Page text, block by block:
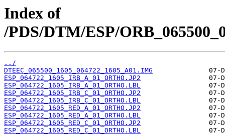
Index of
/PDS/DTM/ESP/
../
DTEEC_065500_1605_064722_1605_A01.IMG
ESP_064722_1605_IRB_A_01_ORTHO.JP2
ESP_064722_1605_IRB_A_01_ORTHO.LBL
ESP_064722_1605_IRB_C_01_ORTHO.JP2
ESP_064722_1605_IRB_C_01_ORTHO.LBL
ESP_064722_1605_RED_A_01_ORTHO.JP2
ESP_064722_1605_RED_A_01_ORTHO.LBL
ESP_064722_1605_RED_C_01_ORTHO.JP2
ESP_064722_1605_RED_C_01_ORTHO.LBL